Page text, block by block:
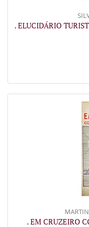
. ELUCIDÁRIO
. EM CRUZEIRO